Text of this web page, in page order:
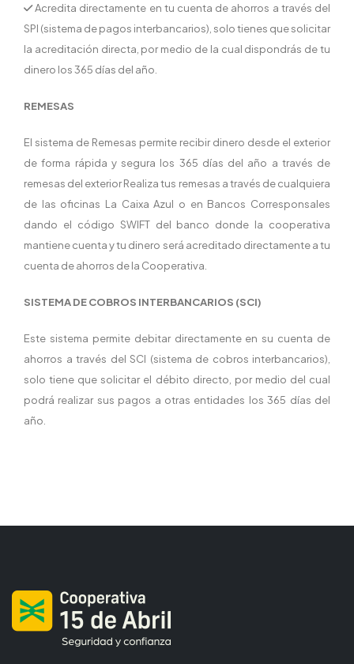
Acredita directamente en tu cuenta de ahorros a través del
SPI (sistema de pagos interbancarios), solo tienes que solicitar
la acreditación directa, por medio de la cual dispondrás de tu
dinero los 365 días del año.
REMESAS
El sistema de Remesas permite recibir dinero desde el exterior
de forma rápida y segura los 365 días del año a través de
remesas del exterior Realiza tus remesas a través de cualquiera
de las oficinas La Caixa Azul o en Bancos Corresponsales
dando el código SWIFT del banco donde la cooperativa
mantiene cuenta y tu dinero será acreditado directamente a tu
cuenta de ahorros de la Cooperativa.
SISTEMA DE COBROS INTERBANCARIOS (SCI)
Este sistema permite debitar directamente en su cuenta de
ahorros a través del SCI (sistema de cobros interbancarios),
solo tiene que solicitar el débito directo, por medio del cual
podrá realizar sus pagos a otras entidades los 365 días del
año.